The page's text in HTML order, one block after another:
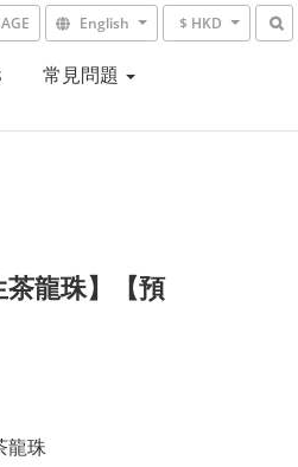
English $ HKD
常見問題
茶龍珠】【預
龍珠